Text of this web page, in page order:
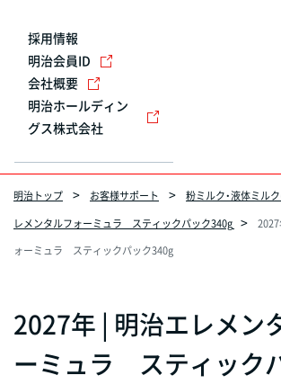
採用情報
明治会員ID
会社概要
明治ホールディン
グス株式会社
明治トップ お客様サポート 粉ミルク・液体ミル
レメンタルフォーミュラ スティックパック340g
ォーミュラ スティックパック340g
2027年 | 明治エレメン
ーミュラ スティック